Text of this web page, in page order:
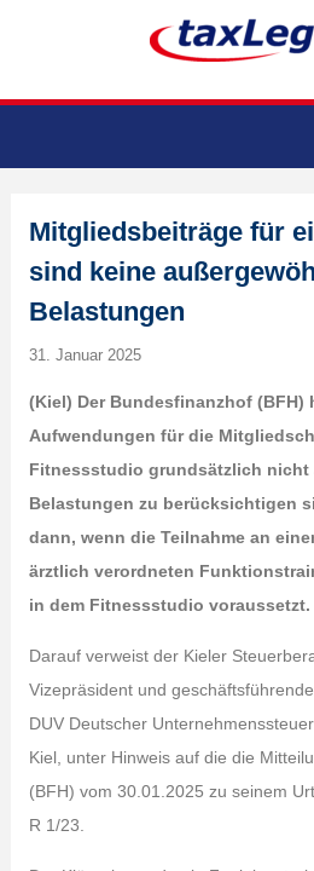
Mitgliedsbeiträge für
sind keine
Belastungen
31. Januar 2025
(Kiel) Der Bundesfinanzhof (BFH)
Aufwendungen für die
Fitnessstudio grundsätzlich nicht
Belastungen zu berücksichtigen
dann, wenn die Teilnahme an
ärztlich verordneten
in dem Fitnessstudio voraussetzt.
Darauf verweist der Kieler
Vizepräsident und
DUV Deutscher
Kiel, unter Hinweis auf die die
(BFH) vom 30.01.2025 zu seinem
R 1/23.